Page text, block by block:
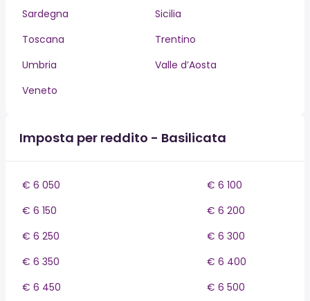
Sardegna
Sicilia
Toscana
Trentino
Umbria
Valle d’Aosta
Veneto
Imposta per reddito - Basilicata
€ 6 050
€ 6 100
€ 6 150
€ 6 200
€ 6 250
€ 6 300
€ 6 350
€ 6 400
€ 6 450
€ 6 500